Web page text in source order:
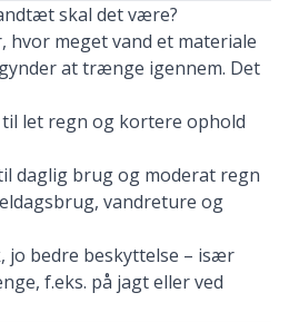
skal detvære?
hvor megetvand et materiale
attrænge igennem. Det
til let regn og kortere ophold
daglig brugog moderat regn
vandreture og
jo bedre beskyttelse – især
f.eks. på jagtellerved